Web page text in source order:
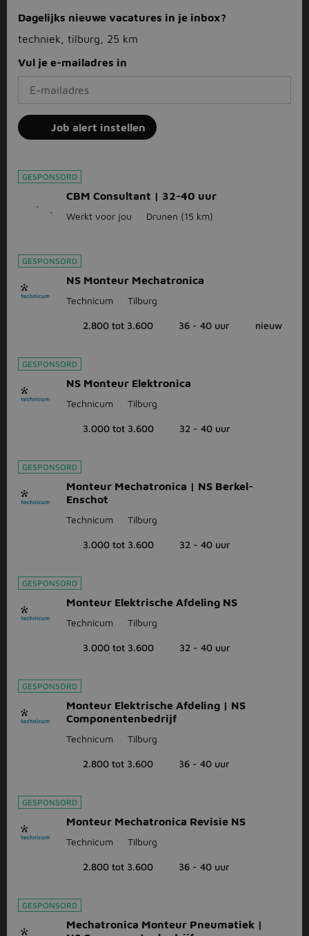
Dagelijks nieuwe vacatures in je inbox?
techniek, tilburg, 25 km
Vul je e-mailadres in
Job alert instellen
GESPONSORD
CBM Consultant | 32-40 uur
Werkt voor jou Drunen (15 km)
GESPONSORD
NS Monteur Mechatronica
Technicum Tilburg
2.800 tot 3.600 36 - 40 uur nieuw
GESPONSORD
NS Monteur Elektronica
Technicum Tilburg
3.000 tot 3.600 32 - 40 uur
GESPONSORD
Monteur Mechatronica | NS Berkel-
Enschot
Technicum Tilburg
3.000 tot 3.600 32 - 40 uur
GESPONSORD
Monteur Elektrische Afdeling NS
Technicum Tilburg
3.000 tot 3.600 32 - 40 uur
GESPONSORD
Monteur Elektrische Afdeling | NS
Componentenbedrijf
Technicum Tilburg
2.800 tot 3.600 36 - 40 uur
GESPONSORD
Monteur Mechatronica Revisie NS
Technicum Tilburg
2.800 tot 3.600 36 - 40 uur
GESPONSORD
Mechatronica Monteur Pneumatiek |